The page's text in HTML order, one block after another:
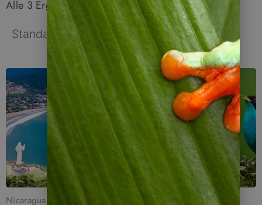
Alle 3 Ergebnisse werden angezeigt
Nicaragua Nicaragua